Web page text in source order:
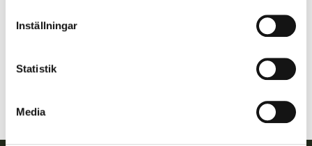
Inställningar
Statistik
Media